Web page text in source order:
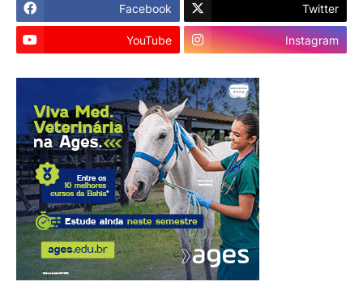
Facebook Twitter
YouTube Instagram